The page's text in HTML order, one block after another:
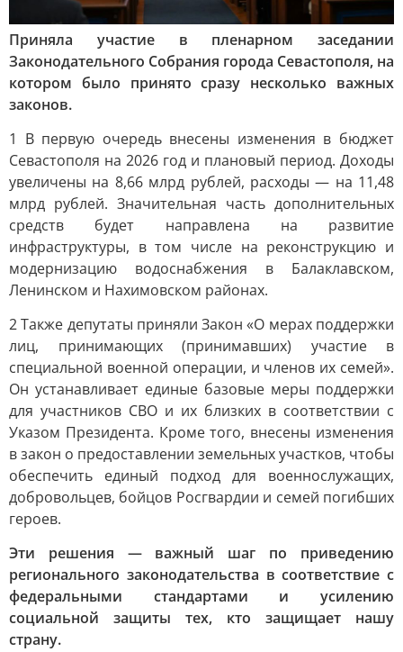
Приняла участие в пленарном заседании
Законодательного Собрания города Севастополя, на
котором было принято сразу несколько важных
законов.
1 В первую очередь внесены изменения в бюджет
Севастополя на 2026 год и плановый период. Доходы
увеличены на 8,66 млрд рублей, расходы — на 11,48
млрд рублей. Значительная часть дополнительных
средств будет направлена на развитие
инфраструктуры, в том числе на реконструкцию и
модернизацию водоснабжения в Балаклавском,
Ленинском и Нахимовском районах.
2 Также депутаты приняли Закон «О мерах поддержки
лиц, принимающих (принимавших) участие в
специальной военной операции, и членов их семей».
Он устанавливает единые базовые меры поддержки
для участников СВО и их близких в соответствии с
Указом Президента. Кроме того, внесены изменения
в закон о предоставлении земельных участков, чтобы
обеспечить единый подход для военнослужащих,
добровольцев, бойцов Росгвардии и семей погибших
героев.
Эти решения — важный шаг по приведению
регионального законодательства в соответствие с
федеральными стандартами и усилению
социальной защиты тех, кто защищает нашу
страну.